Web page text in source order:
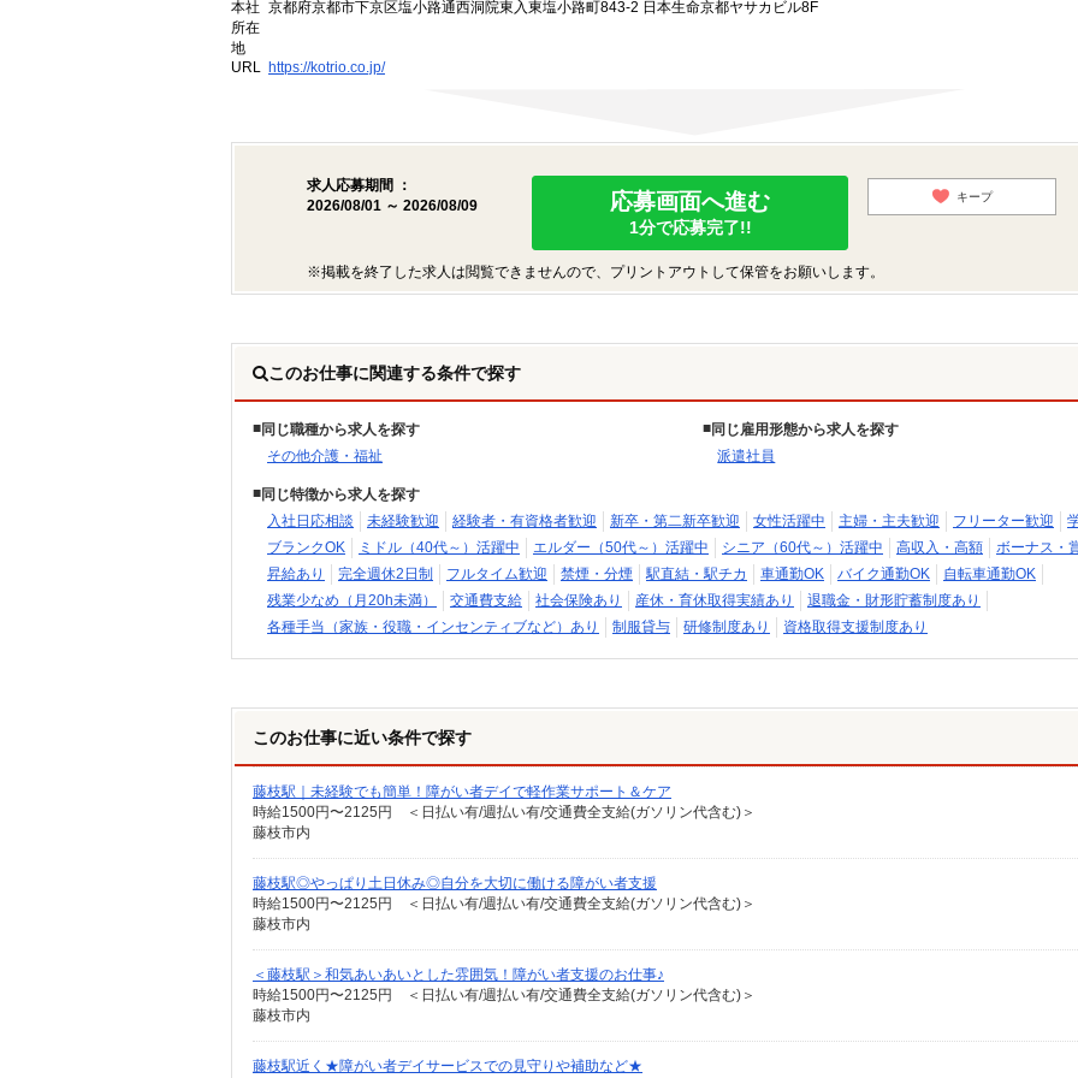
本社
所在
地
京都府京都市下京区塩小路通西洞院東入東塩小路町843-2 日本生命京都ヤサカビル8F
URL https://kotrio.co.jp/
求人応募期間 ：
2026/08/01 ～ 2026/08/09
応募画面へ進む
1分で応募完了!!
キープ
※掲載を終了した求人は閲覧できませんので、プリントアウトして保管をお願いします。
このお仕事に関連する条件で探す
同じ職種から求人を探す
その他介護・福祉
同じ雇用形態から求人を探す
派遣社員
同じ特徴から求人を探す
入社日応相談
未経験歓迎 経験者・有資格者歓迎 新卒・第二新卒歓迎 女性活躍中 主婦・主夫歓迎 フリーター歓迎
ブランクOK
ミドル（40代～）活躍中 エルダー（50代～）活躍中 シニア（60代～）活躍中 高収入・高額
ボーナス・
昇給あり
完全週休2日制 フルタイム歓迎 禁煙・分煙 駅直結・駅チカ 車通勤OK バイク通勤OK
自転車通勤OK
残業少なめ（月20h未満）
交通費支給 社会保険あり 産休・育休取得実績あり
退職金・財形貯蓄制度あり
各種手当（家族・役職・インセンティブなど）あり
制服貸与 研修制度あり 資格取得支援制度あり
このお仕事に近い条件で探す
藤枝駅｜未経験でも簡単！障がい者デイで軽作業サポート＆ケア
時給1500円〜2125円 ＜日払い有/週払い有/交通費全支給(ガソリン代含む)＞
藤枝市内
藤枝駅◎やっぱり土日休み◎自分を大切に働ける障がい者支援
時給1500円〜2125円 ＜日払い有/週払い有/交通費全支給(ガソリン代含む)＞
藤枝市内
＜藤枝駅＞和気あいあいとした雰囲気！障がい者支援のお仕事♪
時給1500円〜2125円 ＜日払い有/週払い有/交通費全支給(ガソリン代含む)＞
藤枝市内
藤枝駅近く★障がい者デイサービスでの見守りや補助など★